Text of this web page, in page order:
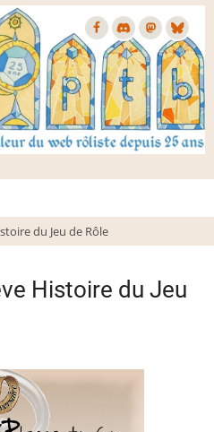
du Jeu de Rôle
Histoire du Jeu